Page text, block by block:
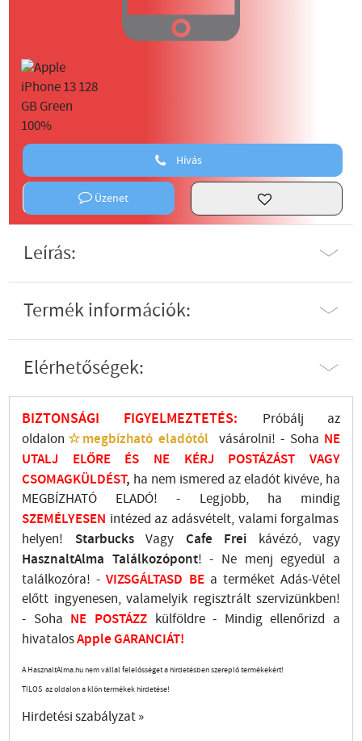
Hívás
Üzenet
Leírás:
Termék információk:
Elérhetőségek:
BIZTONSÁGI FIGYELMEZTETÉS:
Próbálj az
oldalon ☆megbízható eladótól vásárolni! - Soha NE
UTALJ ELŐRE ÉS NE KÉRJ POSTÁZÁST VAGY
CSOMAGKÜLDÉST, ha nem ismered az eladót kivéve, ha
MEGBÍZHATÓ ELADÓ! - Legjobb, ha mindig
SZEMÉLYESEN intézed az adásvételt, valami forgalmas
helyen! StarbucksVagy Cafe Frei kávézó, vagy
HasznaltAlma Találkozópont! - Ne menj egyedül a
találkozóra! - VIZSGÁLTASD BEa terméket Adás-Vétel
előtt ingyenesen, valamelyik regisztrált szervizünkben!
- Soha NE POSTÁZZ külföldre- Mindig ellenőrizd a
hivatalosApple GARANCIÁT!
A HasznaltAlma.hu nem vállal felelősséget a hirdetésben szereplő termékekért!
TILOS az oldalon a klón termékek hirdetése!
Hirdetési szabályzat »